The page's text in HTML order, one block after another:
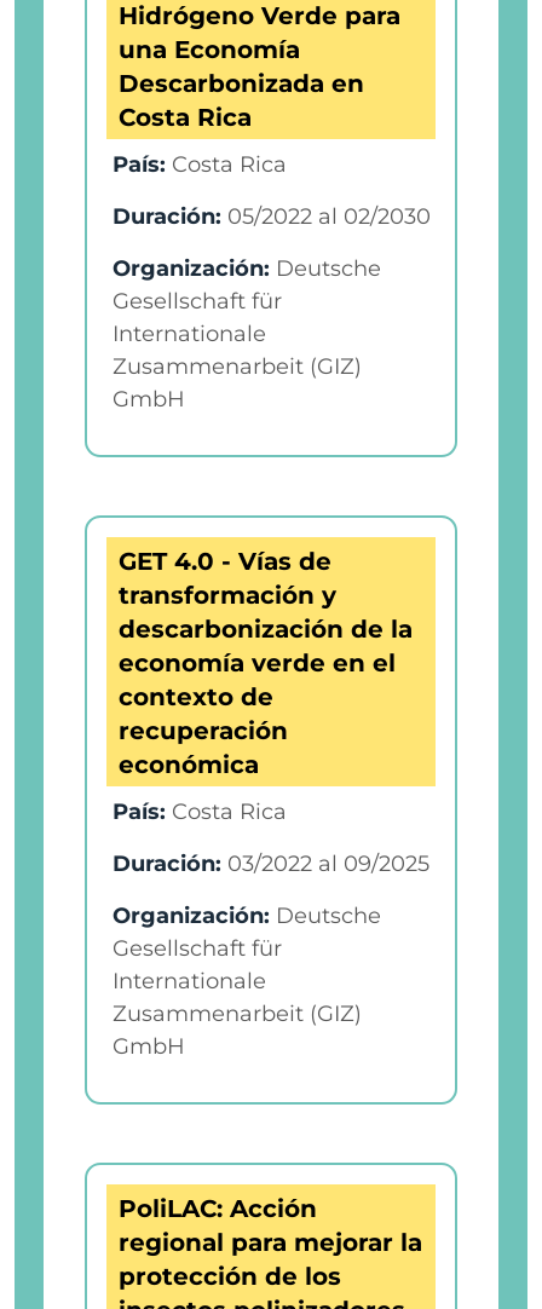
Hidrógeno Verde para
una Economía
Descarbonizada en
Costa Rica
País: Costa Rica
Duración: 05/2022 al 02/2030
Organización: Deutsche
Gesellschaft für
Internationale
Zusammenarbeit (GIZ)
GmbH
GET 4.0 - Vías de
transformación y
descarbonización de la
economía verde en el
contexto de
recuperación
económica
País: Costa Rica
Duración: 03/2022 al 09/2025
Organización: Deutsche
Gesellschaft für
Internationale
Zusammenarbeit (GIZ)
GmbH
PoliLAC: Acción
regional para mejorar la
protección de los